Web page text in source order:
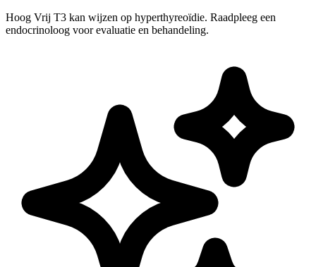
Hoog Vrij T3 kan wijzen op hyperthyreoïdie. Raadpleeg een
endocrinoloog voor evaluatie en behandeling.